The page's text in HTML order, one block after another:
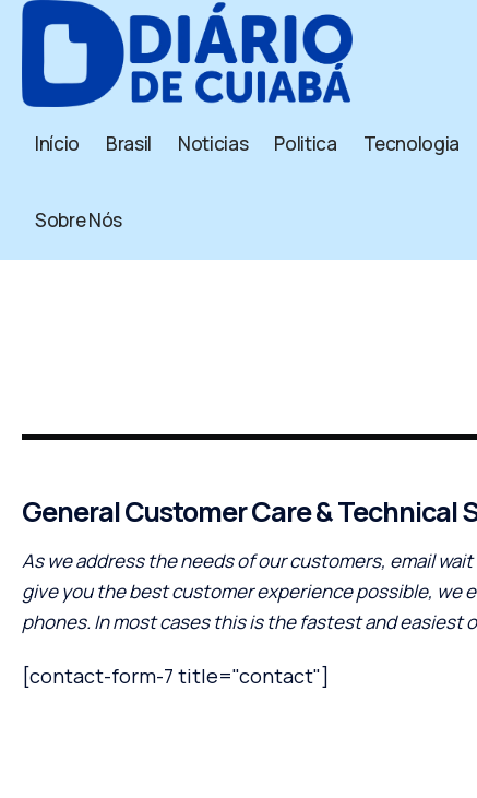
Início Brasil Noticias Politica Tecnologia
Sobre Nós
General Customer Care & Technical
As we address the needs of our customers, email
give you the best customer experience possible, we
phones. In most cases this is the fastest and easiest
[contact-form-7 title="contact"]